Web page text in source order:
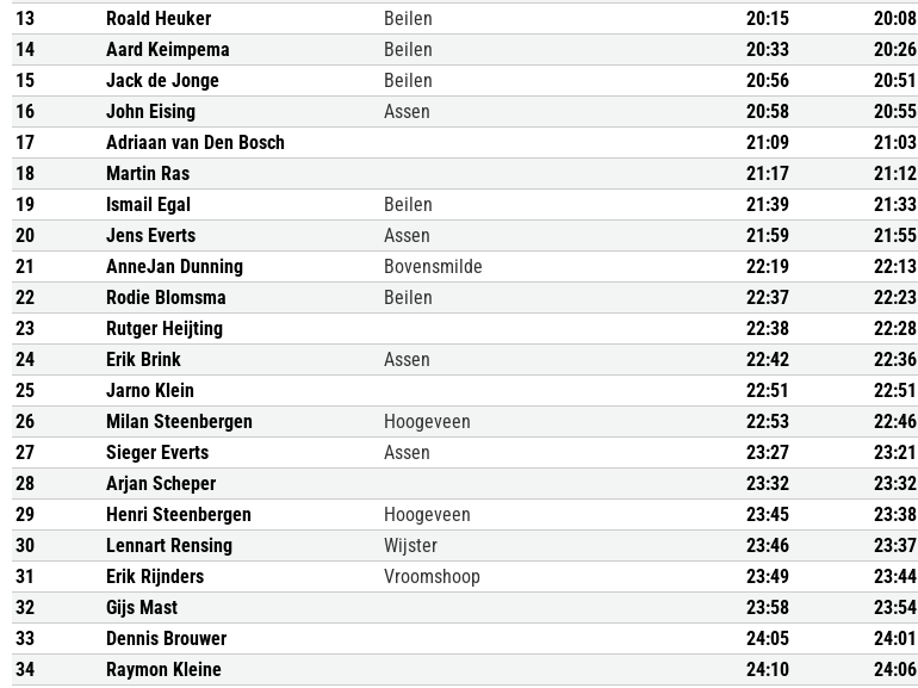
13
Roald Heuker Beilen 20:15
20:08
14
Aard Keimpema Beilen 20:33
20:26
15
Jack de Jonge Beilen 20:56
20:51
16
John Eising Assen 20:58
20:55
17
Adriaan van Den Bosch 21:09
21:03
18
Martin Ras 21:17
21:12
19
Ismail Egal Beilen 21:39
21:33
20
Jens Everts Assen 21:59
21:55
21
AnneJan Dunning Bovensmilde 22:19
22:13
22
Rodie Blomsma Beilen 22:37
22:23
23
Rutger Heijting 22:38
22:28
24
Erik Brink Assen 22:42
22:36
25
Jarno Klein 22:51
22:51
26
Milan Steenbergen Hoogeveen 22:53
22:46
27
Sieger Everts Assen 23:27
23:21
28
Arjan Scheper 23:32
23:32
29
Henri Steenbergen Hoogeveen 23:45
23:38
30
Lennart Rensing Wijster 23:46
23:37
31
Erik Rijnders Vroomshoop 23:49
23:44
32
Gijs Mast 23:58
23:54
33
Dennis Brouwer 24:05
24:01
34
Raymon Kleine 24:10
24:06